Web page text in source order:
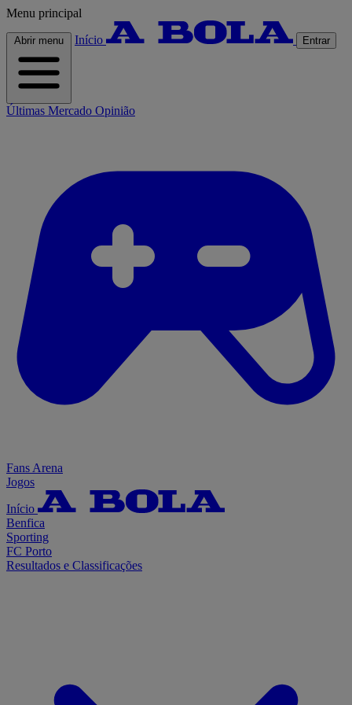
Menu principal
Abrir menu Início Entrar
Últimas Mercado Opinião
Fans Arena
Jogos
Início
Benfica
Sporting
FC Porto
Resultados e Classificações